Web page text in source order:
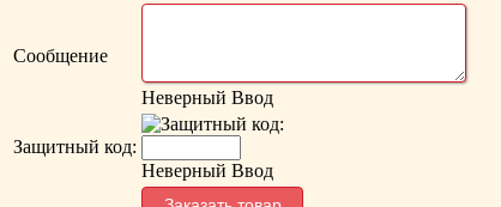
Сообщение
Неверный Ввод
Защитный код:
Неверный Ввод